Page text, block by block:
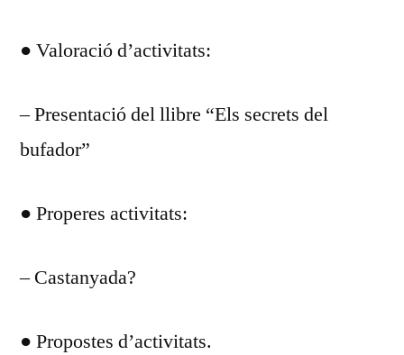
● Valoració d’activitats:
– Presentació del llibre “Els secrets del
bufador”
● Properes activitats:
– Castanyada?
● Propostes d’activitats.